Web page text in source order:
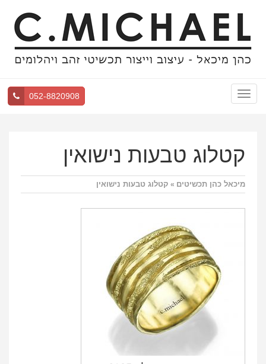
Toggle
navigation
052-8820908
קטלוג טבעות נישואין
מיכאל כהן תכשיטים » קטלוג טבעות נישואין